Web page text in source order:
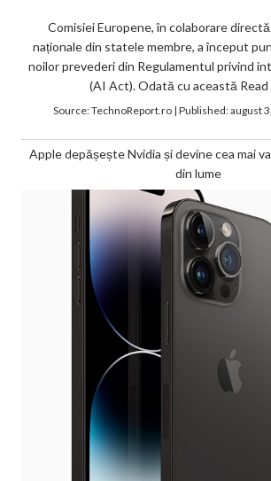
Comisiei Europene, în colaborare
naționale din statele membre, a început
noilor prevederi din Regulamentul privind
(AI Act). Odată cu această Read
Source:TechnoReport.ro| Published:august
Apple depășește Nvidia și devine cea mai
din lume